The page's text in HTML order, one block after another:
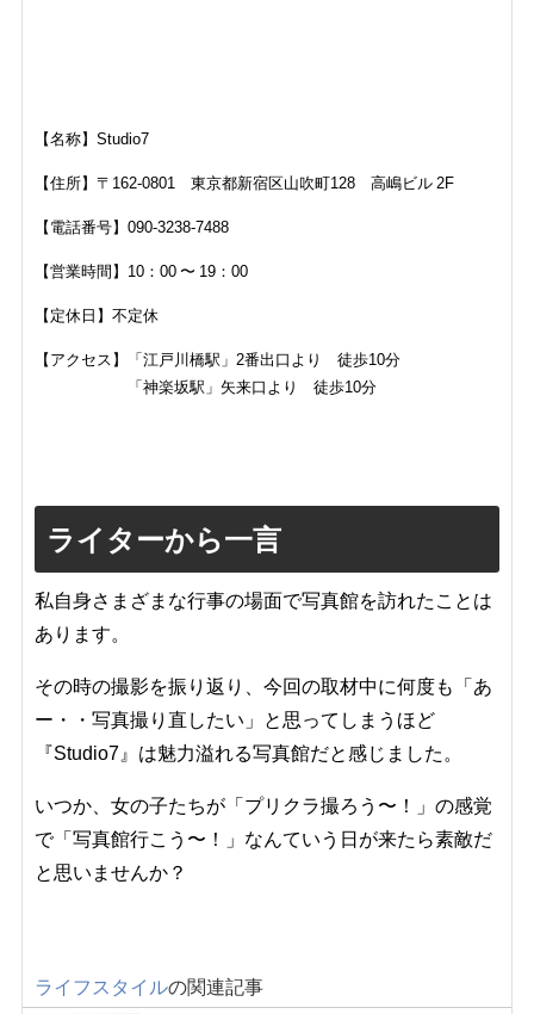
【名称】Studio7
【住所】〒162-0801 東京都新宿区山吹町128 高嶋ビル 2F
【電話番号】090-3238-7488
【営業時間】10：00 〜 19：00
【定休日】不定休
【アクセス】「江戸川橋駅」2番出口より 徒歩10分
「神楽坂駅」矢来口より 徒歩10分
ライターから一言
私自身さまざまな行事の場面で写真館を訪れたことは
あります。
その時の撮影を振り返り、今回の取材中に何度も「あ
ー・・写真撮り直したい」と思ってしまうほど
『Studio7』は魅力溢れる写真館だと感じました。
いつか、女の子たちが「プリクラ撮ろう〜！」の感覚
で「写真館行こう〜！」なんていう日が来たら素敵だ
と思いませんか？
ライフスタイルの関連記事